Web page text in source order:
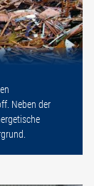
Neben der